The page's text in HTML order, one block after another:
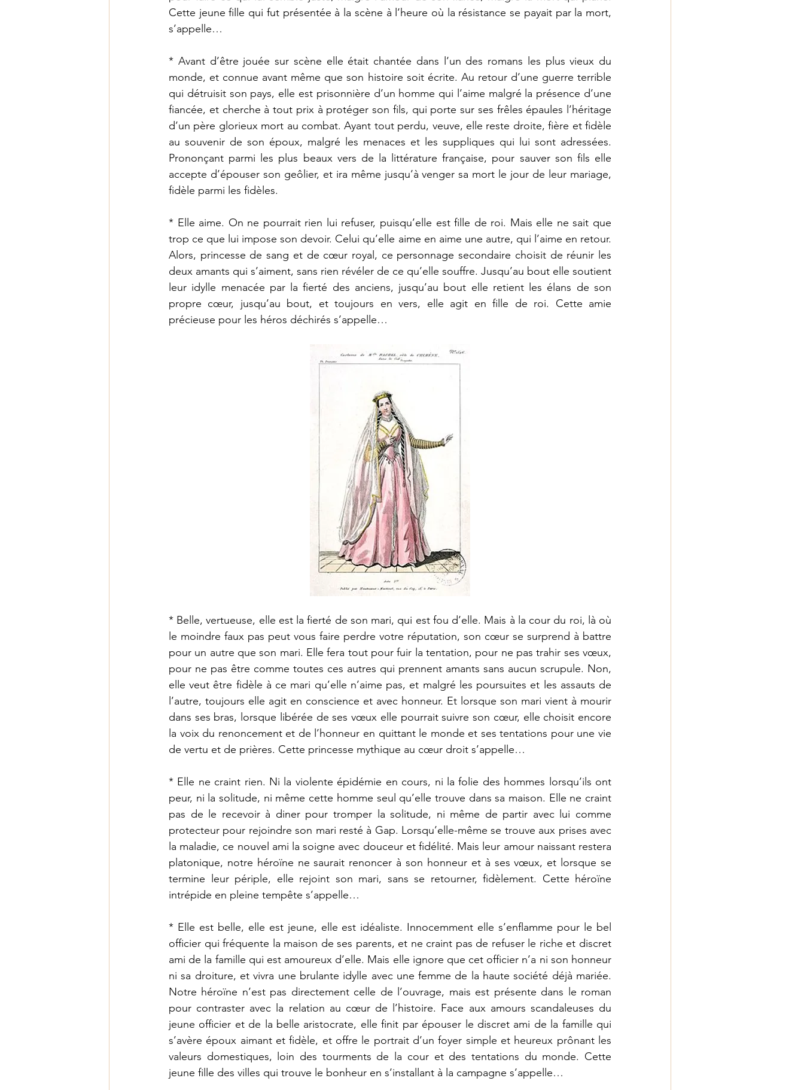
Cette jeune fille qui fut présentée à la scène à l’heure où la résistance se payait par la mort,
s’appelle…
* Avant d’être jouée sur scène elle était chantée dans l’un des romans les plus vieux du
monde, et connue avant même que son histoire soit écrite. Au retour d’une guerre terrible
qui détruisit son pays, elle est prisonnière d’un homme qui l’aime malgré la présence d’une
fiancée, et cherche à tout prix à protéger son fils, qui porte sur ses frêles épaules l’héritage
d’un père glorieux mort au combat. Ayant tout perdu, veuve, elle reste droite, fière et fidèle
au souvenir de son époux, malgré les menaces et les suppliques qui lui sont adressées.
Prononçant parmi les plus beaux vers de la littérature française, pour sauver son fils elle
accepte d’épouser son geôlier, et ira même jusqu’à venger sa mort le jour de leur mariage,
fidèle parmi les fidèles.
* Elle aime. On ne pourrait rien lui refuser, puisqu’elle est fille de roi. Mais elle ne sait que
trop ce que lui impose son devoir. Celui qu’elle aime en aime une autre, qui l’aime en retour.
Alors, princesse de sang et de cœur royal, ce personnage secondaire choisit de réunir les
deux amants qui s’aiment, sans rien révéler de ce qu’elle souffre. Jusqu’au bout elle soutient
leur idylle menacée par la fierté des anciens, jusqu’au bout elle retient les élans de son
propre cœur, jusqu’au bout, et toujours en vers, elle agit en fille de roi. Cette amie
précieuse pour les héros déchirés s’appelle…
* Belle, vertueuse, elle est la fierté de son mari, qui est fou d’elle. Mais à la cour du roi, là où
le moindre faux pas peut vous faire perdre votre réputation, son cœur se surprend à battre
pour un autre que son mari. Elle fera tout pour fuir la tentation, pour ne pas trahir ses vœux,
pour ne pas être comme toutes ces autres qui prennent amants sans aucun scrupule. Non,
elle veut être fidèle à ce mari qu’elle n’aime pas, et malgré les poursuites et les assauts de
l’autre, toujours elle agit en conscience et avec honneur. Et lorsque son mari vient à mourir
dans ses bras, lorsque libérée de ses vœux elle pourrait suivre son cœur, elle choisit encore
la voix du renoncement et de l’honneur en quittant le monde et ses tentations pour une vie
de vertu et de prières. Cette princesse mythique au cœur droit s’appelle…
* Elle ne craint rien. Ni la violente épidémie en cours, ni la folie des hommes lorsqu’ils ont
peur, ni la solitude, ni même cette homme seul qu’elle trouve dans sa maison. Elle ne craint
pas de le recevoir à diner pour tromper la solitude, ni même de partir avec lui comme
protecteur pour rejoindre son mari resté à Gap. Lorsqu’elle-même se trouve aux prises avec
la maladie, ce nouvel ami la soigne avec douceur et fidélité. Mais leur amour naissant restera
platonique, notre héroïne ne saurait renoncer à son honneur et à ses vœux, et lorsque se
termine leur périple, elle rejoint son mari, sans se retourner, fidèlement. Cette héroïne
intrépide en pleine tempête s’appelle…
* Elle est belle, elle est jeune, elle est idéaliste. Innocemment elle s’enflamme pour le bel
officier qui fréquente la maison de ses parents, et ne craint pas de refuser le riche et discret
ami de la famille qui est amoureux d’elle. Mais elle ignore que cet officier n’a ni son honneur
ni sa droiture, et vivra une brulante idylle avec une femme de la haute société déjà mariée.
Notre héroïne n’est pas directement celle de l’ouvrage, mais est présente dans le roman
pour contraster avec la relation au cœur de l’histoire. Face aux amours scandaleuses du
jeune officier et de la belle aristocrate, elle finit par épouser le discret ami de la famille qui
s’avère époux aimant et fidèle, et offre le portrait d’un foyer simple et heureux prônant les
valeurs domestiques, loin des tourments de la cour et des tentations du monde. Cette
jeune fille des villes qui trouve le bonheur en s’installant à la campagne s’appelle…